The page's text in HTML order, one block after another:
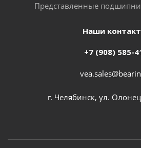
Представленные
Наши
+7 (908) 585-
г. Челябинск, ул.